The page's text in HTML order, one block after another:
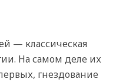
— классическая
На самом деле их
гнездование